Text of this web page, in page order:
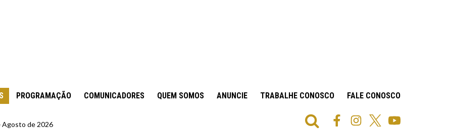
PROGRAMAÇÃO COMUNICADORES QUEM SOMOS ANUNCIE TRABALHE CONOSCO FALE CONOSCO
Agosto de 2026